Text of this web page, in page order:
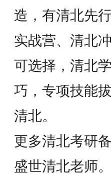
造，有清北先
实战营、清北
可选择，清北
巧，专项技能
清北。
更多清北考研
盛世清北老师。